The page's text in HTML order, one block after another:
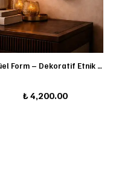
Ritüel Form – Dekoratif Etnik Maske
₺ 4,200.00